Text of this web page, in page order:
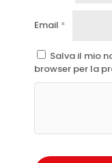
Email *
Salva il mio
browser per la